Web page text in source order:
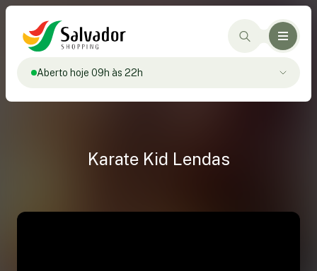
Aberto hoje 09h às 22h
Karate Kid Lendas